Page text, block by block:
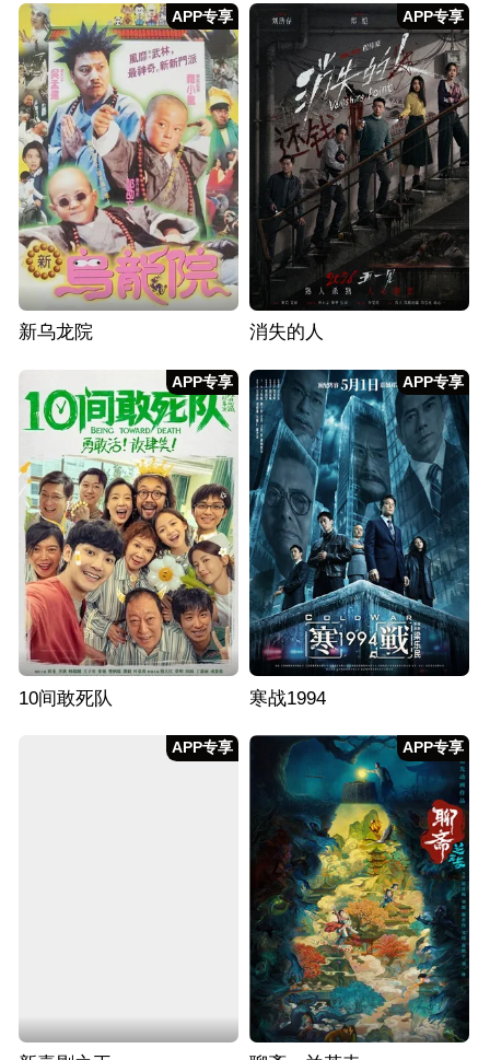
APP专享
新乌龙院
APP专享
消失的人
APP专享
10间敢死队
APP专享
寒战1994
APP专享 APP专享